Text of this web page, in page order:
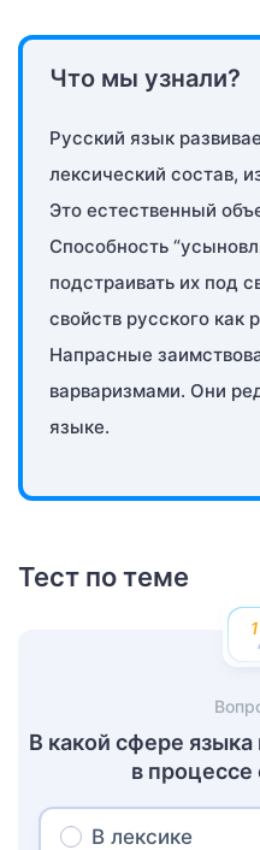
Что мы узнали?
Русский язык
лексический состав,
Это естественный
Способность
подстраивать их под
свойств русского как
Напрасные
варваризмами. Они
языке.
Тест по теме
В какой сфере
в процессе
В лексике